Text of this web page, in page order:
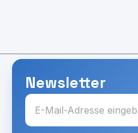
Newsletter